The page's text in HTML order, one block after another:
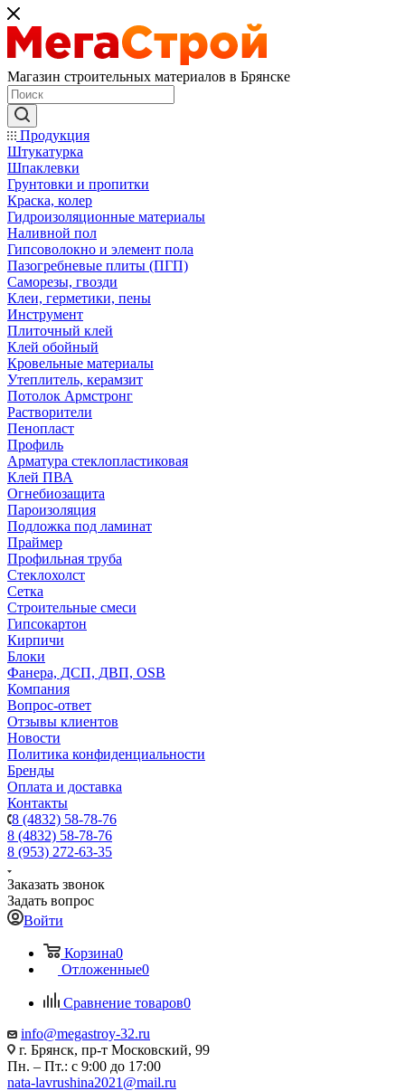
Магазин строительных материалов в Брянске
Продукция
Штукатурка
Шпаклевки
Грунтовки и пропитки
Краска, колер
Гидроизоляционные материалы
Наливной пол
Гипсоволокно и элемент пола
Пазогребневые плиты (ПГП)
Саморезы, гвозди
Клеи, герметики, пены
Инструмент
Плиточный клей
Клей обойный
Кровельные материалы
Утеплитель, керамзит
Потолок Армстронг
Растворители
Пенопласт
Профиль
Арматура стеклопластиковая
Клей ПВА
Огнебиозащита
Пароизоляция
Подложка под ламинат
Праймер
Профильная труба
Стеклохолст
Сетка
Строительные смеси
Гипсокартон
Кирпичи
Блоки
Фанера, ДСП, ДВП, OSB
Компания
Вопрос-ответ
Отзывы клиентов
Новости
Политика конфиденциальности
Бренды
Оплата и доставка
Контакты
8 (4832) 58-78-76
8 (4832) 58-78-76
8 (953) 272-63-35
Заказать звонок
Задать вопрос
Войти
Корзина0
Отложенные0
Сравнение товаров0
info@megastroy-32.ru
г. Брянск, пр-т Московский, 99
Пн. – Пт.: с 9:00 до 17:00
nata-lavrushina2021@mail.ru